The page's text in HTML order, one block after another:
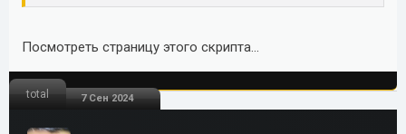
Больше монет — больше заработок:
больше монет вы получаете за каждый
клик.
Обмен монет на рубли:
Вы можетеобменивать свои монеты на
Посмотреть страницу этого скрипта...
total 7 Сен 2024